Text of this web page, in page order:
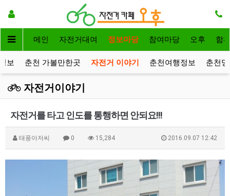
메인 자전거대여 정보마당 참여마당 오후 함
보 춘천 가볼만한곳 자전거 이야기 춘천여행정보 춘천
자전거이야기
자전거를 타고 인도를 통행하면 안되요!!!
태풍아저씨 0 15,284 2016.09.07 12:42